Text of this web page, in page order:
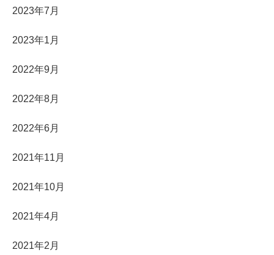
2023年7月
2023年1月
2022年9月
2022年8月
2022年6月
2021年11月
2021年10月
2021年4月
2021年2月